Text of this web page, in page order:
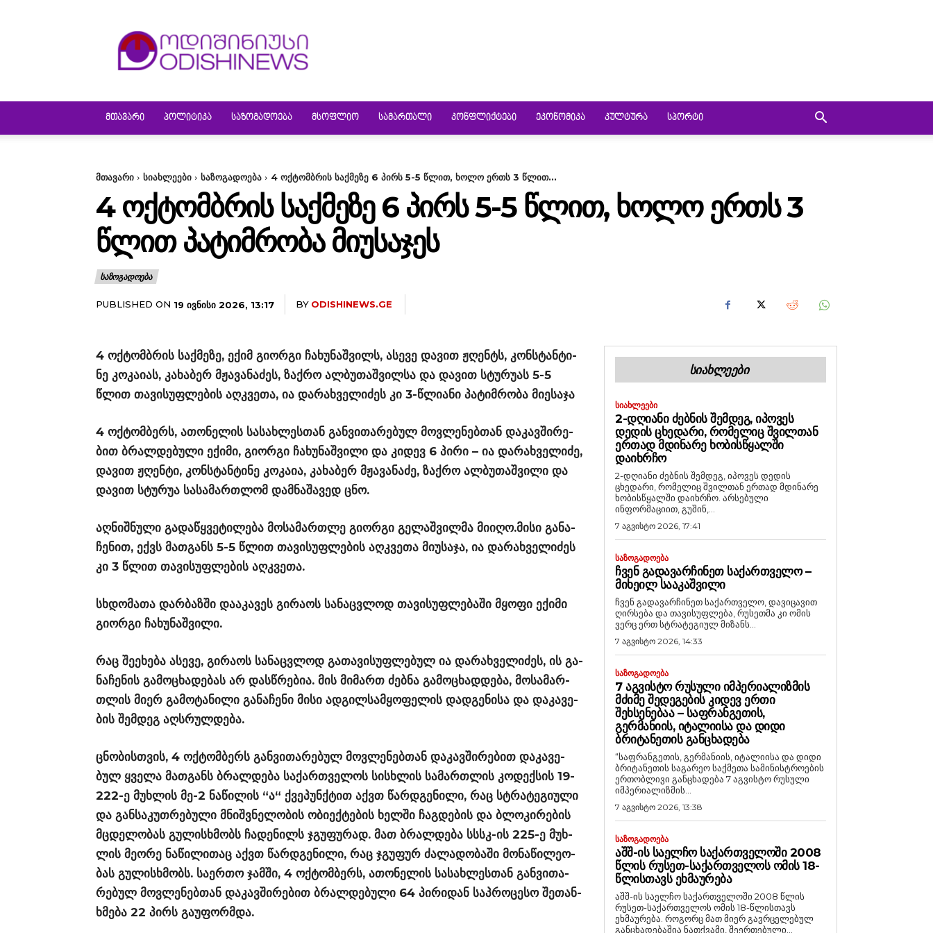
ᲛᲗᲐᲕᲐᲠᲘ ᲞᲝᲚᲘᲢᲘᲙᲐ ᲡᲐᲖᲝᲒᲐᲓᲝᲔᲑᲐ ᲛᲡᲝᲤᲚᲘᲝ ᲡᲐᲛᲐᲠᲗᲐᲚᲘ ᲙᲝᲜᲤᲚᲘᲥᲢᲔᲑᲘ ᲔᲙᲝᲜᲝᲛᲘᲙᲐ ᲙᲣᲚᲢᲣᲠᲐ ᲡᲞᲝᲠᲢᲘ
მთავარი სიახლეები საზოგადოება 4 ოქ­ტომ­ბრის საქ­მე­ზე 6 პირს 5-5 წლით, ხოლო ერთს 3 წლით...
4 ᲝᲥ­ᲢᲝᲛ­ᲑᲠᲘᲡ ᲡᲐᲥ­ᲛᲔ­ᲖᲔ 6 ᲞᲘᲠᲡ 5-5 ᲬᲚᲘᲗ, ᲮᲝᲚᲝ ᲔᲠᲗᲡ 3
ᲬᲚᲘᲗ ᲞᲐᲢᲘᲛᲠᲝᲑᲐ ᲛᲘᲣᲡᲐᲯᲔᲡ
ᲡᲐᲖᲝᲒᲐᲓᲝᲔᲑᲐ
PUBLISHED ON 19 ᲘᲕᲜᲘᲡᲘ 2026, 13:17 BY ODISHINEWS.GE
4 ოქ­ტომ­ბრის საქ­მე­ზე, ექიმ გი­ორ­გი ჩა­ხუ­ნაშ­ვილს, ასე­ვე და­ვით ჟღენტს, კონ­სტან­ტი­
ნე კო­კა­ი­ას, კა­ხა­ბერ მჟა­ვა­ნა­ძეს, ზაქ­რო ალ­ბუ­თაშ­ვილ­სა და და­ვით სტუ­რუ­ას 5-5
წლით თა­ვი­სუფ­ლე­ბის აღ­კვე­თა, ია და­რახვე­ლი­ძეს კი 3-წლი­ა­ნი პა­ტიმ­რო­ბა მი­ე­სა­ჯა
4 ოქ­ტომ­ბერს, ათო­ნე­ლის სა­სახ­ლეს­თან გან­ვი­თა­რე­ბულ მოვ­ლე­ნებ­თან და­კავ­ში­რე­
ბით ბრალ­დე­ბუ­ლი ექი­მი, გი­ორ­გი ჩა­ხუ­ნაშ­ვი­ლი და კი­დევ 6 პირი – ია და­რახვე­ლი­ძე,
და­ვით ჟღენ­ტი, კონ­სტან­ტი­ნე კო­კა­ია, კა­ხა­ბერ მჟა­ვა­ნა­ძე, ზაქ­რო ალ­ბუ­თაშ­ვი­ლი და
და­ვით სტუ­რუა სა­სა­მარ­თლომ დამ­ნა­შა­ვედ ცნო.
აღ­ნიშ­ნუ­ლი გა­და­წყვე­ტი­ლე­ბა მო­სა­მარ­თლე გი­ორ­გი გე­ლაშ­ვილ­მა მი­ი­ღო.მისი გა­ნა­
ჩე­ნით, ექვს მათ­განს 5-5 წლით თა­ვი­სუფ­ლე­ბის აღ­კვე­თა მი­უ­სა­ჯა, ია და­რახვე­ლი­ძეს
კი 3 წლით თა­ვი­სუფ­ლე­ბის აღ­კვე­თა.
სხდო­მა­თა დარ­ბაზ­ში და­ა­კა­ვეს გი­რა­ოს სა­ნაც­ვლოდ თა­ვი­სუფ­ლე­ბა­ში მყო­ფი ექი­მი
გი­ორ­გი ჩა­ხუ­ნაშ­ვი­ლი.
რაც შე­ე­ხე­ბა ასე­ვე, გი­რა­ოს სა­ნაც­ვლოდ გა­თა­ვი­სუფ­ლე­ბულ ია და­რახვე­ლი­ძეს, ის გა­
ნა­ჩე­ნის გა­მო­ცხა­დე­ბას არ დას­წრე­ბია. მის მი­მართ ძებ­ნა გა­მო­ცხად­დე­ბა, მო­სა­მარ­
თლის მიერ გა­მო­ტა­ნი­ლი გა­ნა­ჩე­ნი მისი ად­გილ­სამ­ყო­ფე­ლის დად­გე­ნი­სა და და­კა­ვე­
ბის შემ­დეგ აღ­სრულ­დე­ბა.
ცნო­ბის­თვის, 4 ოქ­ტომ­ბერს გან­ვი­თა­რე­ბულ მოვ­ლე­ნებ­თან და­კავ­ში­რე­ბით და­კა­ვე­
ბულ ყვე­ლა მათ­განს ბრალ­დე­ბა სა­ქარ­თვე­ლოს სის­ხლის სა­მარ­თლის კო­დექ­სის 19-
222-ე მუხ­ლის მე-2 ნა­წი­ლის “ა“ ქვე­პუნ­ქტით აქვთ წარ­დგე­ნი­ლი, რაც სტრა­ტე­გი­უ­ლი
და გან­სა­კუთ­რე­ბუ­ლი მნიშ­ვნე­ლო­ბის ობი­ექ­ტე­ბის ხელ­ში ჩაგ­დე­ბის და ბლო­კი­რე­ბის
მცდე­ლო­ბას გუ­ლის­ხმობს ჩა­დე­ნილს ჯგუ­ფუ­რად. მათ ბრალ­დე­ბა სსსკ-ის 225-ე მუხ­
ლის მე­ო­რე ნა­წი­ლი­თაც აქვთ წარ­დგე­ნი­ლი, რაც ჯგუ­ფურ ძა­ლა­დო­ბა­ში მო­ნა­წი­ლე­ო­
ბას გუ­ლის­ხმობს. სა­ერ­თო ჯამ­ში, 4 ოქ­ტომ­ბერს, ათო­ნე­ლის სა­სახ­ლეს­თან გან­ვი­თა­
რე­ბულ მოვ­ლე­ნებ­თან და­კავ­ში­რე­ბით ბრალ­დე­ბუ­ლი 64 პი­რი­დან საპ­რო­ცე­სო შე­თან­
ხმე­ბა 22 პირს გა­უ­ფორმ­და.
ᲡᲘᲐᲮᲚᲔᲔᲑᲘ
ᲡᲘᲐᲮᲚᲔᲔᲑᲘ
2-ᲓᲦᲘᲐᲜᲘ ᲫᲔᲑᲜᲘᲡ ᲨᲔᲛᲓᲔᲒ, ᲘᲞᲝᲕᲔᲡ
ᲓᲔᲓᲘᲡ ᲪᲮᲔᲓᲐᲠᲘ, ᲠᲝᲛᲔᲚᲘᲪ ᲨᲕᲘᲚᲗᲐᲜ
ᲔᲠᲗᲐᲓ ᲛᲓᲘᲜᲐᲠᲔ ᲮᲝᲑᲘᲡᲬᲧᲐᲚᲨᲘ
ᲓᲐᲘᲮᲠᲩᲝ
2-დღიანი ძებნის შემდეგ, იპოვეს დედის
ცხედარი, რომელიც შვილთან ერთად მდინარე
ხობისწყალში დაიხრჩო. არსებული
ინფორმაციით, გუშინ,...
7 აგვისტო 2026, 17:41
ᲡᲐᲖᲝᲒᲐᲓᲝᲔᲑᲐ
ᲩᲕᲔᲜ ᲒᲐᲓᲐᲕᲐᲠᲩᲘᲜᲔᲗ ᲡᲐᲥᲐᲠᲗᲕᲔᲚᲝ –
ᲛᲘᲮᲔᲘᲚ ᲡᲐᲐᲙᲐᲨᲕᲘᲚᲘ
ჩვენ გადავარჩინეთ საქართველო, დავიცავით
ღირსება და თავისუფლება, რუსეთმა კი ომის
ვერც ერთ სტრატეგიულ მიზანს...
7 აგვისტო 2026, 14:33
ᲡᲐᲖᲝᲒᲐᲓᲝᲔᲑᲐ
7 ᲐᲒᲕᲘᲡᲢᲝ ᲠᲣᲡᲣᲚᲘ ᲘᲛᲞᲔᲠᲘᲐᲚᲘᲖᲛᲘᲡ
ᲛᲫᲘᲛᲔ ᲨᲔᲓᲔᲒᲔᲑᲘᲡ ᲙᲘᲓᲔᲕ ᲔᲠᲗᲘ
ᲨᲔᲮᲡᲔᲜᲔᲑᲐᲐ – ᲡᲐᲤᲠᲐᲜᲒᲔᲗᲘᲡ,
ᲒᲔᲠᲛᲐᲜᲘᲘᲡ, ᲘᲢᲐᲚᲘᲘᲡᲐ ᲓᲐ ᲓᲘᲓᲘ
ᲑᲠᲘᲢᲐᲜᲔᲗᲘᲡ ᲒᲐᲜᲪᲮᲐᲓᲔᲑᲐ
“საფრანგეთის, გერმანიის, იტალიისა და დიდი
ბრიტანეთის საგარეო საქმეთა სამინისტროების
ერთობლივი განცხადება 7 აგვისტო რუსული
იმპერიალიზმის...
7 აგვისტო 2026, 13:38
ᲡᲐᲖᲝᲒᲐᲓᲝᲔᲑᲐ
ᲐᲨᲨ-ᲘᲡ ᲡᲐᲔᲚᲩᲝ ᲡᲐᲥᲐᲠᲗᲕᲔᲚᲝᲨᲘ 2008
ᲬᲚᲘᲡ ᲠᲣᲡᲔᲗ-ᲡᲐᲥᲐᲠᲗᲕᲔᲚᲝᲡ ᲝᲛᲘᲡ 18-
ᲬᲚᲘᲡᲗᲐᲕᲡ ᲔᲮᲛᲐᲣᲠᲔᲑᲐ
აშშ-ის საელჩო საქართველოში 2008 წლის
რუსეთ-საქართველოს ომის 18-წლისთავს
ეხმაურება. როგორც მათ მიერ გავრცელებულ
განცხადებაშია ნათქვამი, შეერთებული...